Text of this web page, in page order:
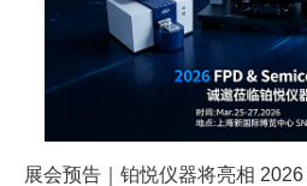
展会预告｜铂悦仪器将亮相